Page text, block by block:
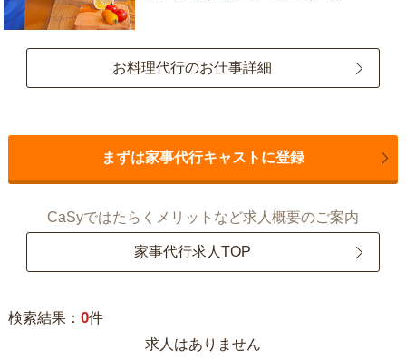
お料理代行のお仕事詳細
まずは家事代行キャストに登録
CaSyではたらくメリットなど求人概要のご案内
家事代行求人TOP
検索結果： 0件
求人はありません